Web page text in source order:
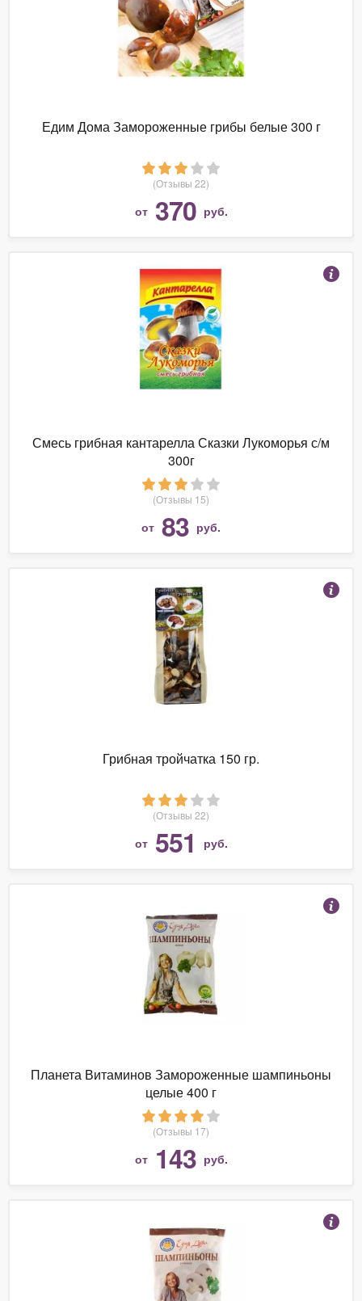
Едим Дома Замороженные грибы белые 300 г
(Отзывы 22)
от 370 руб.
Смесь грибная кантарелла Сказки Лукоморья с/м
300г
(Отзывы 15)
от 83 руб.
Грибная тройчатка 150 гр.
(Отзывы 22)
от 551 руб.
Планета Витаминов Замороженные шампиньоны
целые 400 г
(Отзывы 17)
от 143 руб.